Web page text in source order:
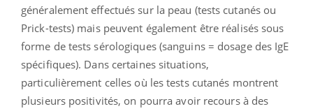
généralement effectués sur la peau (tests cutanés ou
Prick-tests) mais peuvent également être réalisés sous
forme de tests sérologiques (sanguins = dosage des IgE
spécifiques). Dans certaines situations,
particulièrement celles où les tests cutanés montrent
plusieurs positivités, on pourra avoir recours à des